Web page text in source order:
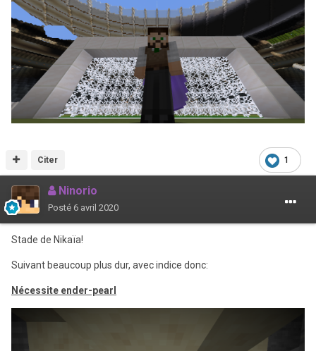
1
Citer
Ninorio
Posté 6 avril 2020
Stade de Nikaïa!
Suivant beaucoup plus dur, avec indice donc:
Nécessite ender-pearl